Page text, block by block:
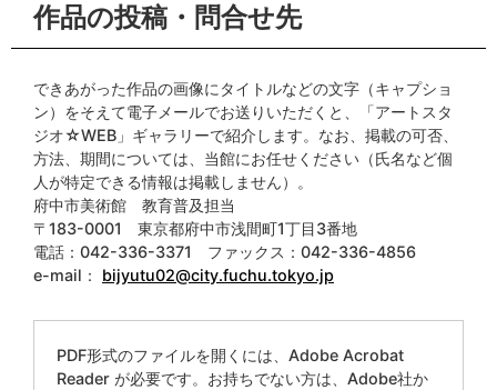
作品の投稿・問合せ先
できあがった作品の画像にタイトルなどの文字（キャプショ
ン）をそえて電子メールでお送りいただくと、「アートスタ
ジオ☆WEB」ギャラリーで紹介します。なお、掲載の可否、
方法、期間については、当館にお任せください（氏名など個
人が特定できる情報は掲載しません）。
府中市美術館 教育普及担当
〒183-0001 東京都府中市浅間町1丁目3番地
電話：042-336-3371 ファックス：042-336-4856
e-mail： bijyutu02@city.fuchu.tokyo.jp
PDF形式のファイルを開くには、Adobe Acrobat
Reader が必要です。お持ちでない方は、Adobe社か